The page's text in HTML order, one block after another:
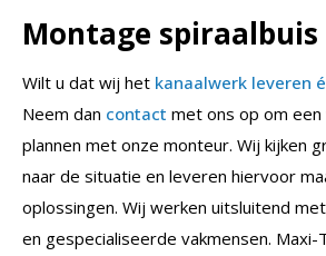
Montage spiraalbuis
Wilt u dat wij het kanaalwerk leveren
Neem dan contact met ons op om
plannen met onze monteur. Wij kijken
naar de situatie en leveren hiervoor
oplossingen. Wij werken uitsluitend
en gespecialiseerde vakmensen. Maxi-